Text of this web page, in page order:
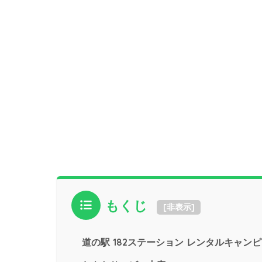
もくじ [非表示]
道の駅 182ステーション レンタルキャン